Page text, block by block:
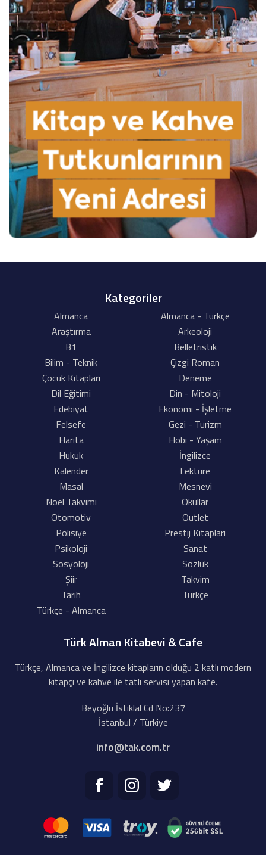
Kategoriler
Almanca
Almanca - Türkçe
Araştırma
Arkeoloji
B1
Belletristik
Bilim - Teknik
Çizgi Roman
Çocuk Kitapları
Deneme
Dil Eğitimi
Din - Mitoloji
Edebiyat
Ekonomi - İşletme
Felsefe
Gezi - Turizm
Harita
Hobi - Yaşam
Hukuk
İngilizce
Kalender
Lektüre
Masal
Mesnevi
Noel Takvimi
Okullar
Otomotiv
Outlet
Polisiye
Prestij Kitapları
Psikoloji
Sanat
Sosyoloji
Sözlük
Şiir
Takvim
Tarih
Türkçe
Türkçe - Almanca
Türk Alman Kitabevi & Cafe
Türkçe, Almanca ve İngilizce kitapların olduğu 2 katlı modern
kitapçı ve kahve ile tatlı servisi yapan kafe.
Beyoğlu İstiklal Cd No:237
İstanbul / Türkiye
info@tak.com.tr